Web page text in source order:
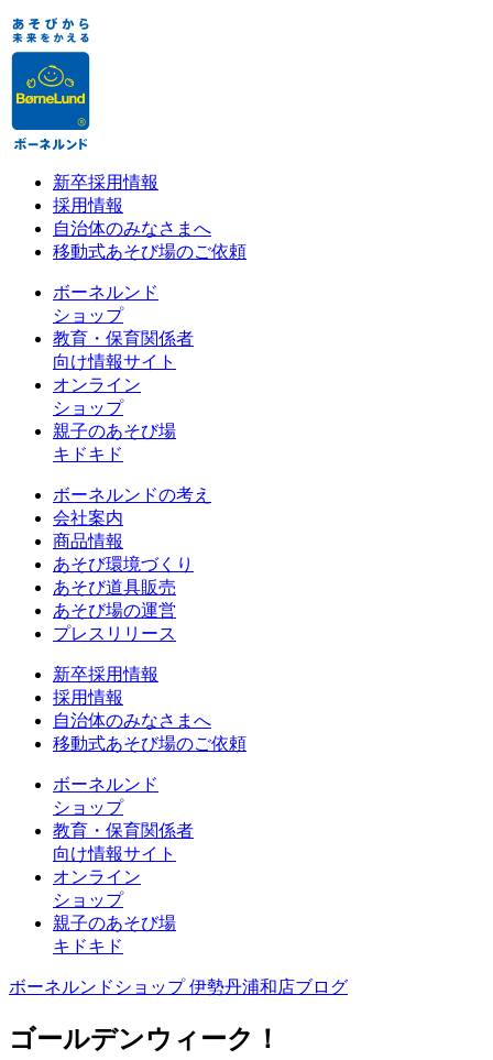
新卒採用情報
採用情報
自治体のみなさまへ
移動式あそび場のご依頼
ボーネルンド
ショップ
教育・保育関係者
向け情報サイト
オンライン
ショップ
親子のあそび場
キドキド
ボーネルンドの考え
会社案内
商品情報
あそび環境づくり
あそび道具販売
あそび場の運営
プレスリリース
新卒採用情報
採用情報
自治体のみなさまへ
移動式あそび場のご依頼
ボーネルンド
ショップ
教育・保育関係者
向け情報サイト
オンライン
ショップ
親子のあそび場
キドキド
ボーネルンドショップ 伊勢丹浦和店ブログ
ゴールデンウィーク！